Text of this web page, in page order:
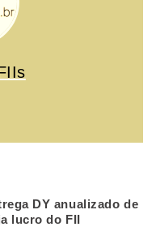
DY anualizado de
lucro do FII